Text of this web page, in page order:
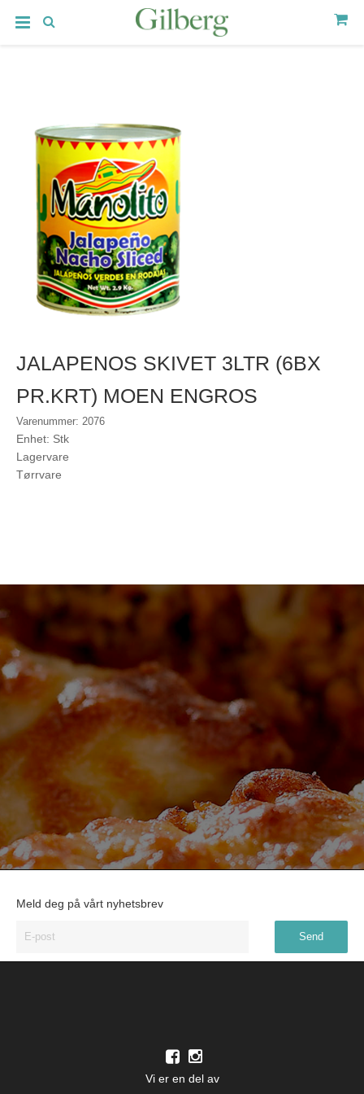
JALAPENOS SKIVET 3LTR (6BX
PR.KRT) MOEN ENGROS
Varenummer: 2076
Enhet: Stk
Lagervare
Tørrvare
Meld deg på vårt nyhetsbrev
Vi er en del av